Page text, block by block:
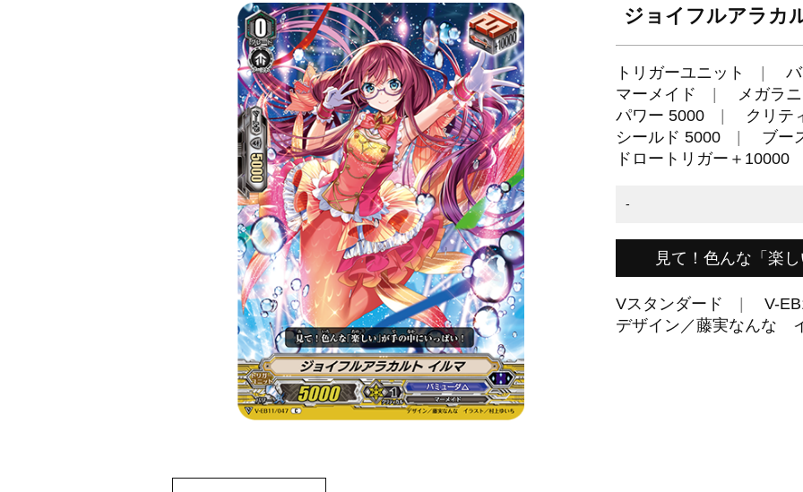
ジョイフルアラカ
トリガーユニット
マーメイド
メガラ
パワー 5000
クリテ
シールド 5000
ブー
ドロートリガー＋10000
-
見て！色んな「楽
Vスタンダード
V-
デザイン／藤実なんな